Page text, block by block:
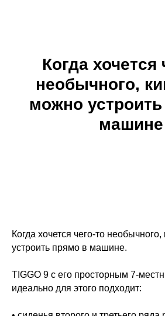
Когда хочется
необычного,
можно
машине
Когда хочется чего-то
устроить прямо в машине.
TIGGO 9 с его просторным 7-
идеально для этого подходит: